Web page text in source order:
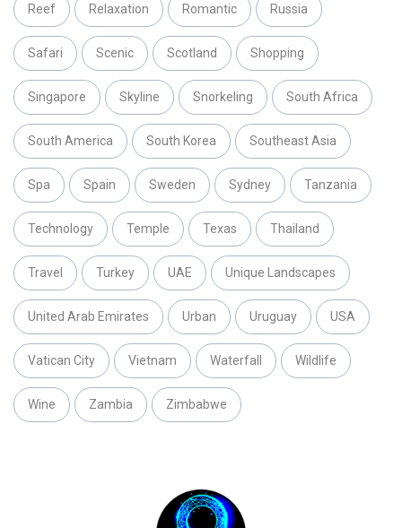
Reef Relaxation Romantic Russia
Safari Scenic Scotland Shopping
Singapore Skyline Snorkeling South Africa
South America South Korea Southeast Asia
Spa Spain Sweden Sydney Tanzania
Technology Temple Texas Thailand
Travel Turkey UAE Unique Landscapes
United Arab Emirates Urban Uruguay USA
Vatican City Vietnam Waterfall Wildlife
Wine Zambia Zimbabwe